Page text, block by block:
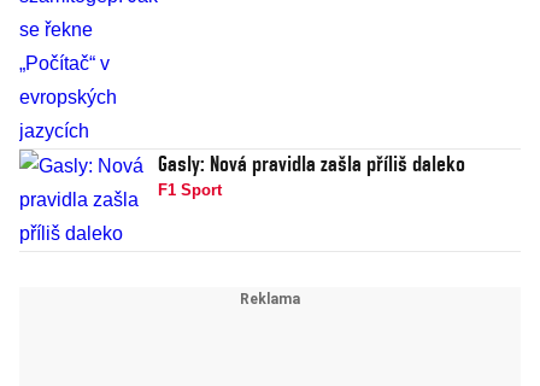
Gasly: Nová pravidla zašla příliš daleko
F1 Sport